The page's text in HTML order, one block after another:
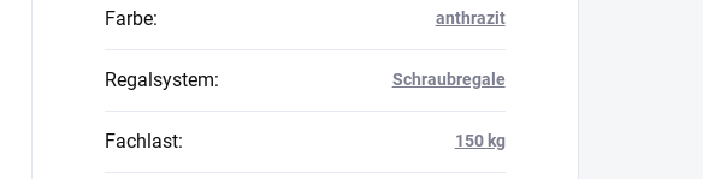
Farbe: anthrazit
Regalsystem: Schraubregale
Fachlast: 150 kg